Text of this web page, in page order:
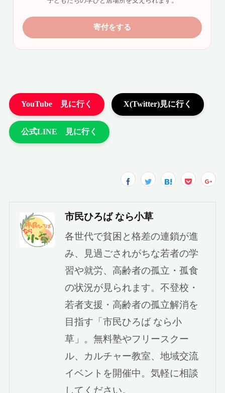
市民ひろば なら小草
各世代で貧困と格差の連鎖が進
み、見過ごされがちな若者の学
習や就労、高齢者の孤立・孤食
の状況が見られます。不登校・
若者支援・高齢者の孤立解消を
目指す「市民ひろば なら小
草」。無料塾やフリースクー
ル、カルチャー教室、地域交流
イベントを開催中。気軽に相談
してください。